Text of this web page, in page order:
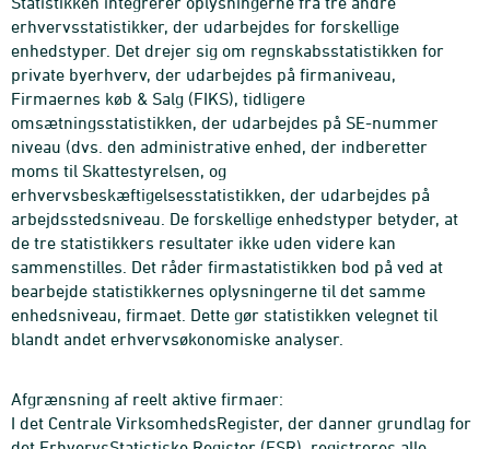
erhvervsstatistikker, der udarbejdes for forskellige
enhedstyper. Det drejer sig om regnskabsstatistikken for
private byerhverv, der udarbejdes på firmaniveau,
Firmaernes køb & Salg (FIKS), tidligere
omsætningsstatistikken, der udarbejdes på SE-nummer
niveau (dvs. den administrative enhed, der indberetter
moms til Skattestyrelsen, og
erhvervsbeskæftigelsesstatistikken, der udarbejdes på
arbejdsstedsniveau. De forskellige enhedstyper betyder, at
de tre statistikkers resultater ikke uden videre kan
sammenstilles. Det råder firmastatistikken bod på ved at
bearbejde statistikkernes oplysningerne til det samme
enhedsniveau, firmaet. Dette gør statistikken velegnet til
blandt andet erhvervsøkonomiske analyser.
Afgrænsning af reelt aktive firmaer:
I det Centrale VirksomhedsRegister, der danner grundlag for